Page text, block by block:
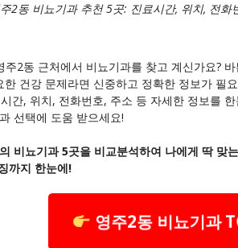
2동 비뇨기과 추천 5곳: 진료시간, 위치, 전화
주2동 근처에서 비뇨기과를 찾고 계신가요?
한 건강 문제라면 신중하고 정확한 정보가 필
간, 위치, 전화번호, 주소 등 자세한 정보를
선택에 도움 받으세요!
비뇨기과 5곳을 비교분석하여 나에게 딱 맞
까지 한눈에!
영주2동 비뇨기과